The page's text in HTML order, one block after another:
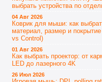
выбрать устройства по
04 Авг 2026
Коврик для мыши: как
материал, размер и
vs Control)
01 Авг 2026
Как выбрать проектор: от
LED до лазерного 4K
26 Июл 2026